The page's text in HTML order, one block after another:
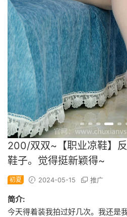
200/双双~【职业凉鞋】
鞋子。觉得挺新颖得~
初夏 2024-05-15 推广
简介:
今天得着装我拍过好几次。我还是